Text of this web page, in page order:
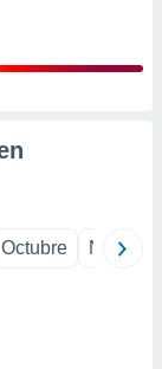
Octubre